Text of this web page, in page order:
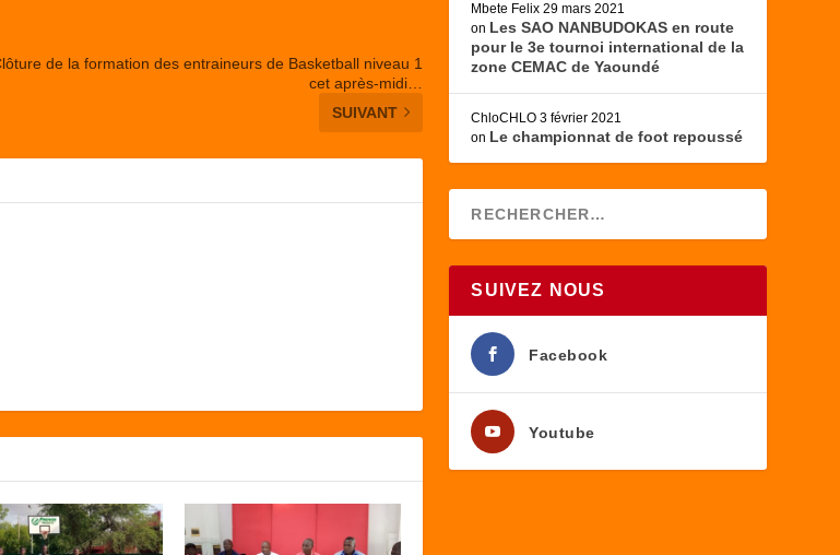
de la formation des entraineurs de Basketball niveau 1
cet après-midi…
SUIVANT
Mbete Felix 29 mars 2021
on Les SAO NANBUDOKAS en route
pour le 3e tournoi international de la
zone CEMAC de Yaoundé
ChloCHLO 3 février 2021
on Le championnat de foot repoussé
SUIVEZ NOUS
Facebook
Youtube